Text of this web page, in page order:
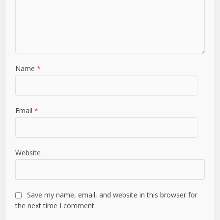
Name*
Email*
Website
Save my name, email, and website in this browser for
the next time I comment.